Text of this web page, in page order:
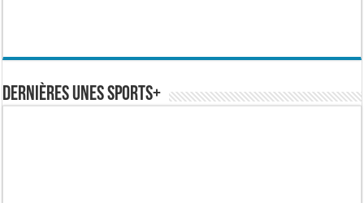
Dernières Unes Sports+